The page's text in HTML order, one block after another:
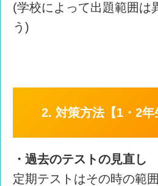
(学校によって出題範囲は
う)
2. 対策方法【1・2年
・過去のテストの見直し
定期テストはその時の範